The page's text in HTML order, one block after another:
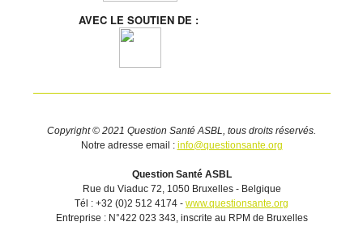
AVEC LE SOUTIEN DE :
Copyright © 2021 Question Santé ASBL, tous droits réservés.
Notre adresse email : info@questionsante.org
Question Santé ASBL
Rue du Viaduc 72, 1050 Bruxelles - Belgique
Tél : +32 (0)2 512 4174 - www.questionsante.org
Entreprise : N°422 023 343, inscrite au RPM de Bruxelles